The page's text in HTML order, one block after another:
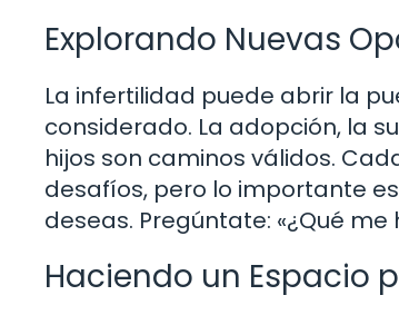
Explorando Nuevas
La infertilidad puede abrir la
considerado. La adopción, la
hijos son caminos válidos.
desafíos, pero lo importante
deseas. Pregúntate: «¿Qué
Haciendo un Espacio